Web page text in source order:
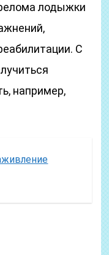
лодыжки
С
например,